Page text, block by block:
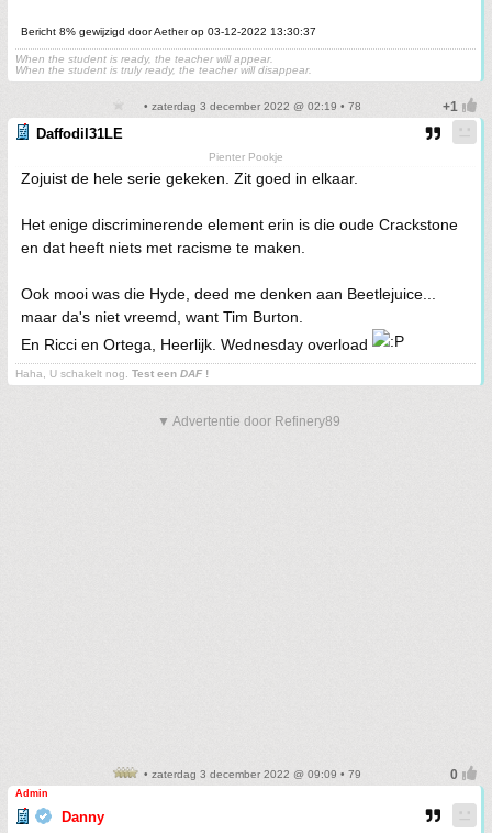
Bericht 8% gewijzigd door Aether op 03-12-2022 13:30:37
When the student is ready, the teacher will appear.
When the student is truly ready, the teacher will disappear.
• zaterdag 3 december 2022 @ 02:19 • 78
Daffodil31LE
Pienter Pookje
Zojuist de hele serie gekeken. Zit goed in elkaar.
Het enige discriminerende element erin is die oude Crackstone
en dat heeft niets met racisme te maken.
Ook mooi was die Hyde, deed me denken aan Beetlejuice...
maar da's niet vreemd, want Tim Burton.
En Ricci en Ortega, Heerlijk. Wednesday overload
Haha, U schakelt nog. Test een DAF !
▼ Advertentie door Refinery89
• zaterdag 3 december 2022 @ 09:09 • 79
Admin
Danny